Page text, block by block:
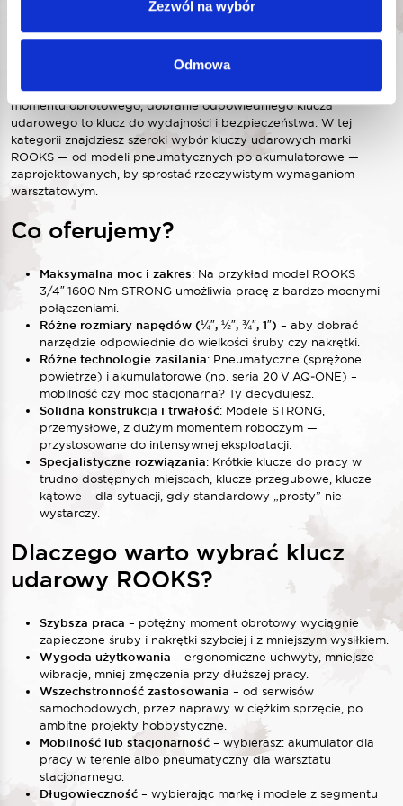
Zezwól na wybór
Odmowa
Twoim warsztacie
Jeśli często pracujesz przy kołach, zawieszeniu, naprawach
samochodów lub innych zadaniach wymagających potężnego
momentu obrotowego, dobranie odpowiedniego klucza
udarowego to klucz do wydajności i bezpieczeństwa. W tej
kategorii znajdziesz szeroki wybór kluczy udarowych marki
ROOKS — od modeli pneumatycznych po akumulatorowe —
zaprojektowanych, by sprostać rzeczywistym wymaganiom
warsztatowym.
Co oferujemy?
Maksymalna moc i zakres: Na przykład model ROOKS
3/4″ 1600 Nm STRONG umożliwia pracę z bardzo mocnymi
połączeniami.
Różne rozmiary napędów (¼″, ½″, ¾″, 1″) – aby dobrać
narzędzie odpowiednie do wielkości śruby czy nakrętki.
Różne technologie zasilania: Pneumatyczne (sprężone
powietrze) i akumulatorowe (np. seria 20 V AQ‑ONE) –
mobilność czy moc stacjonarna? Ty decydujesz.
Solidna konstrukcja i trwałość: Modele STRONG,
przemysłowe, z dużym momentem roboczym —
przystosowane do intensywnej eksploatacji.
Specjalistyczne rozwiązania: Krótkie klucze do pracy w
trudno dostępnych miejscach, klucze przegubowe, klucze
kątowe – dla sytuacji, gdy standardowy „prosty” nie
wystarczy.
Dlaczego warto wybrać klucz
udarowy ROOKS?
Szybsza praca – potężny moment obrotowy wyciągnie
zapieczone śruby i nakrętki szybciej i z mniejszym wysiłkiem.
Wygoda użytkowania – ergonomiczne uchwyty, mniejsze
wibracje, mniej zmęczenia przy dłuższej pracy.
Wszechstronność zastosowania – od serwisów
samochodowych, przez naprawy w ciężkim sprzęcie, po
ambitne projekty hobbystyczne.
Mobilność lub stacjonarność – wybierasz: akumulator dla
pracy w terenie albo pneumatyczny dla warsztatu
stacjonarnego.
Długowieczność – wybierając markę i modele z segmentu